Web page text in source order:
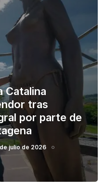
Catalina
tras
por parte de
julio de 2026